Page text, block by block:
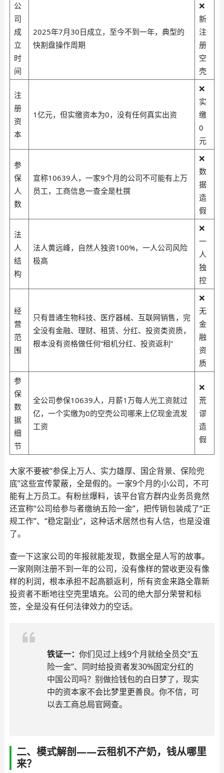
公
司
成
立
时
间
2025年7月30日成立，至今不到一年，典型的
快割盘操作周期
❌
新
注
册
空
壳
注
册
资
本
1亿元，但实缴资本为0，没有任何真实出资
❌
实
缴
0
元
参
保
人
数
宣称10639人，一家9个月的公司不可能有上万
员工，工商信息一查全是杜撰
❌
数
据
造
假
法
人
结
构
法人黄远峰，自然人独资100%，一人公司风险
极高
❌
一
人
独
控
经
营
范
围
只有普通生物科技、医疗器械、互联网销售，完
全没有金融、理财、租赁、分红、投资类资质，
根本没有资格做任何“租机分红、投资返利”
❌
无
金
融
资
质
参
保
数
据
细
节
全公司参保10639人，月薪1万每人光工资就过
亿，一个实缴为0的空壳公司哪来上亿现金流发
工资
❌
荒
谬
造
假
大家不要被“参保上万人、实力雄厚、国企背景、保险兜
底”这些宣传蒙蔽，全是假的。一家9个月的小公司，不可
能有上万员工。有粉丝爆料，该平台官方群内业务员竟然
还宣称“公司给参与者缴纳五险一金”，把传销包装成了“正
规工作”、“稳定副业”，这种话术居然也有人信，也是没谁
了。
查一下这家公司的年报就能发现，数据全是人写的故事。
一家刚刚注册不到一年的公司，没有像样的营收更没有像
样的利润，根本承担不起高额返利，所有资金来路全靠新
投资者不断地往空壳里填充。公司的绝大部分荣誉和标
签，全是没有任何法律效力的空话。
铁证一： 你们见过上线9个月就给全员交“五
险一金”、同时给投资者发30%固定分红的
中国公司吗？别做捡钱包的白日梦了，现实
中的资本家不会比梦里更善良。你不信，可
以去工商总局官网查。
二、模式解剖——云租机不产奶，钱从哪里
来？